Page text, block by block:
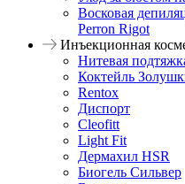
Восковая
Perron Rigot
Инъекционная
Нитевая
Коктейль
Rentox
Диспорт
Cleofitt
Light Fit
Дермахил HSR
Биогель Сильвер